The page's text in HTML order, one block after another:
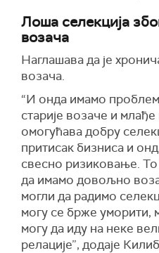
Лоша селекција
возача
Наглашава да је
возача.
“И онда имамо
старије возаче и
омогућава добру
притисак бизниса и
свесно ризиковање.
да имамо довољно
могли да радимо
могу се брже уморити,
могу да иду на неке
релације”, додаје